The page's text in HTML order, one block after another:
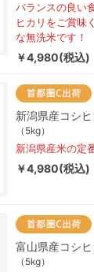
バランスの良い
ヒカリをご賞味
な無洗米です！
￥4,980(税込)
新潟県産コシ
（5kg）
新潟県産米の定
￥4,980(税込)
富山県産コシ
（5kg）